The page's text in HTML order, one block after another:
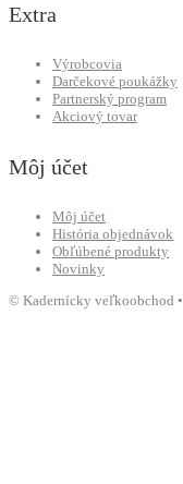
Extra
Výrobcovia
Darčekové poukážky
Partnerský program
Akciový tovar
Môj účet
Môj účet
História objednávok
Obľúbené produkty
Novinky
© Kadernícky veľkoobchod •